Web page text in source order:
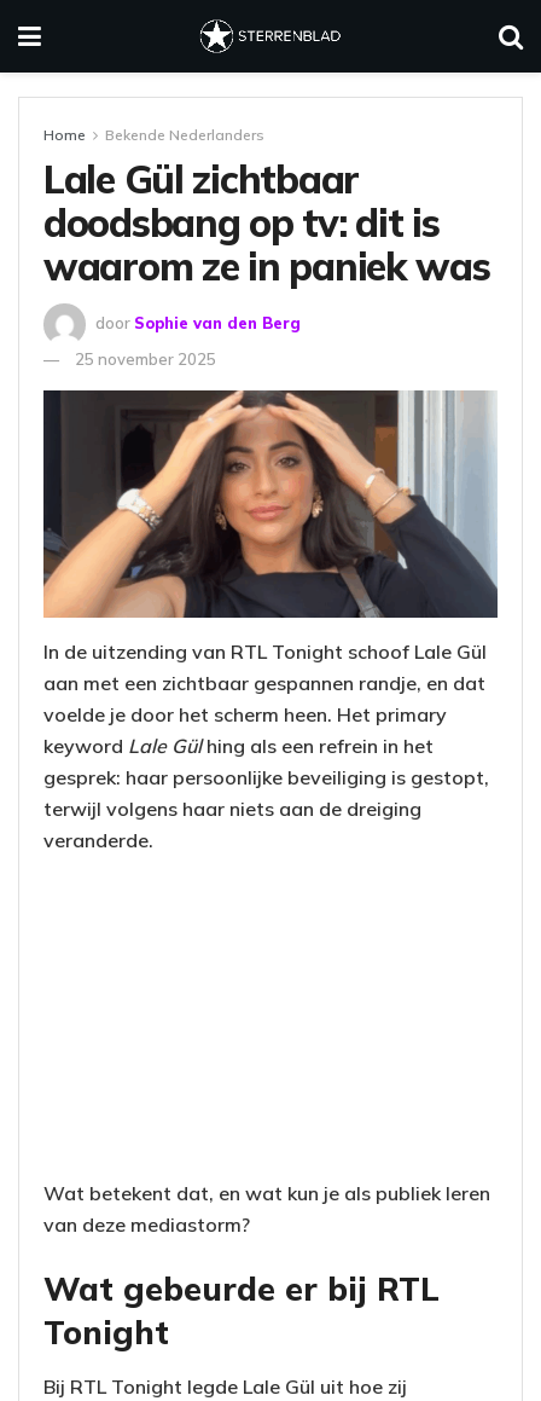
Home Bekende Nederlanders
Lale Gül zichtbaar
doodsbang op tv: dit is
waarom ze in paniek was
door Sophie van den Berg
25 november 2025
In de uitzending van RTL Tonight schoof Lale Gül
aan met een zichtbaar gespannen randje, en dat
voelde je door het scherm heen. Het primary
keyword Lale Gülhing als een refrein in het
gesprek: haar persoonlijke beveiliging is gestopt,
terwijl volgens haar niets aan de dreiging
veranderde.
Wat betekent dat, en wat kun je als publiek leren
van deze mediastorm?
Wat gebeurde er bij RTL
Tonight
Bij RTL Tonight legde Lale Gül uit hoe zij